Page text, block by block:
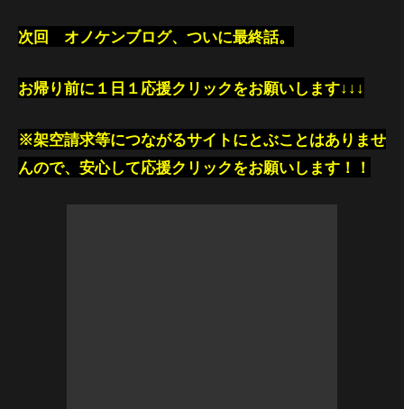
次回 オノケンブログ、ついに最終話。
お帰り前に１日１応援クリックをお願いします↓↓↓
※架空請求等につながるサイトにとぶことはありませ
んので、安心して応援クリックをお願いします！！